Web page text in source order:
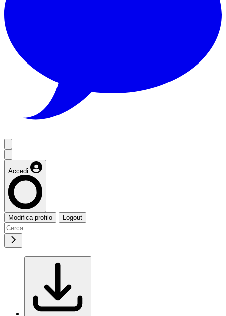
Accedi
Modifica profilo Logout